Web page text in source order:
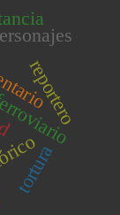
reportero
tortura